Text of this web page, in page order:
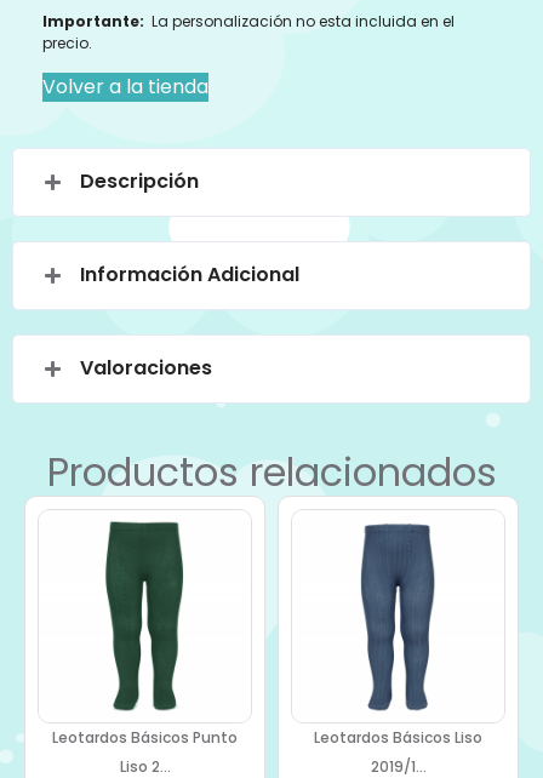
Importante: La personalización no esta incluida en el
precio.
Volver a la tienda
Descripción
Información Adicional
Valoraciones
Productos relacionados
Leotardos Básicos Punto
Liso 2...
Leotardos Básicos Liso
2019/1...